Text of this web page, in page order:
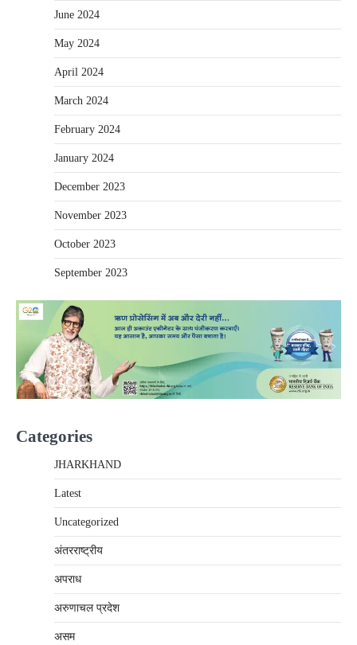
June 2024
May 2024
April 2024
March 2024
February 2024
January 2024
December 2023
November 2023
October 2023
September 2023
Categories
JHARKHAND
Latest
Uncategorized
अंतरराष्‍ट्रीय
अपराध
अरुणाचल प्रदेश
असम